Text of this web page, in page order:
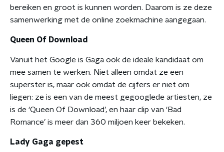
bereiken en groot is kunnen worden. Daarom is ze deze
samenwerking met de online zoekmachine aangegaan.
Queen Of Download
Vanuit het Google is Gaga ook de ideale kandidaat om
mee samen te werken. Niet alleen omdat ze een
superster is, maar ook omdat de cijfers er niet om
liegen: ze is een van de meest gegooglede artiesten, ze
is de ‘Queen Of Download’, en haar clip van ‘Bad
Romance’ is meer dan 360 miljoen keer bekeken.
Lady Gaga gepest